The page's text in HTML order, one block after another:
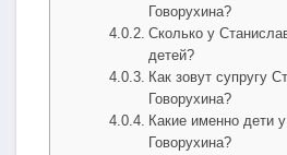
Говорухина?
Сколько у
детей?
Как зовут супругу
Говорухина?
Какие именно дети
Говорухина?